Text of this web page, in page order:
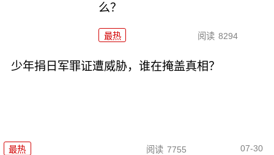
么？
最热 阅读 8294
少年捐日军罪证遭威胁，谁在掩盖真相？
最热 阅读 7755 07-30